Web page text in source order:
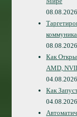
08.08.2026
08.08.2026
Как
AMD,
04.08.2026
Как
04.08.2026